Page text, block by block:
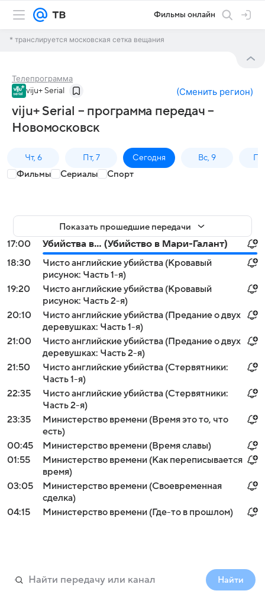
Фильмы онлайн
* транслируется московская сетка вещания
Телепрограмма
viju+ Serial (Сменить регион)
viju+ Serial – программа передач –
Новомосковск
Чт, 6 Пт, 7 Сегодня Вс, 9
Фильмы Сериалы Спорт
Показать прошедшие передачи
17:00
Убийства в... (Убийство в Мари-Галант)
18:30
Чисто английские убийства (Кровавый
рисунок: Часть 1-я)
19:20
Чисто английские убийства (Кровавый
рисунок: Часть 2-я)
20:10
Чисто английские убийства (Предание о двух
деревушках: Часть 1-я)
21:00
Чисто английские убийства (Предание о двух
деревушках: Часть 2-я)
21:50
Чисто английские убийства (Стервятники:
Часть 1-я)
22:35
Чисто английские убийства (Стервятники:
Часть 2-я)
23:35
Министерство времени (Время это то, что
есть)
00:45
Министерство времени (Время славы)
01:55
Министерство времени (Как переписывается
время)
03:05
Министерство времени (Своевременная
сделка)
04:15
Министерство времени (Где-то в прошлом)
Найти